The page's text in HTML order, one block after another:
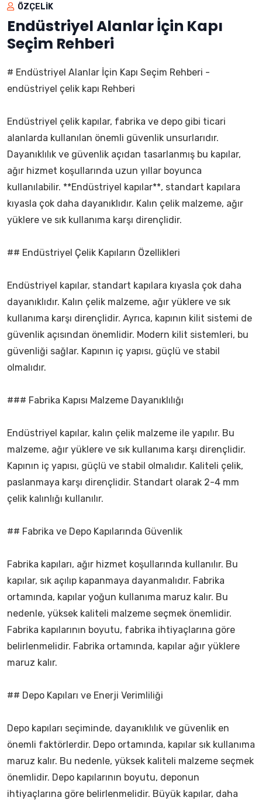
ÖZÇELIK
Endüstriyel Alanlar İçin Kapı
Seçim Rehberi
# Endüstriyel Alanlar İçin Kapı Seçim Rehberi -
endüstriyel çelik kapı Rehberi
Endüstriyel çelik kapılar, fabrika ve depo gibi ticari
alanlarda kullanılan önemli güvenlik unsurlarıdır.
Dayanıklılık ve güvenlik açıdan tasarlanmış bu kapılar,
ağır hizmet koşullarında uzun yıllar boyunca
kullanılabilir. **Endüstriyel kapılar**, standart kapılara
kıyasla çok daha dayanıklıdır. Kalın çelik malzeme, ağır
yüklere ve sık kullanıma karşı dirençlidir.
## Endüstriyel Çelik Kapıların Özellikleri
Endüstriyel kapılar, standart kapılara kıyasla çok daha
dayanıklıdır. Kalın çelik malzeme, ağır yüklere ve sık
kullanıma karşı dirençlidir. Ayrıca, kapının kilit sistemi de
güvenlik açısından önemlidir. Modern kilit sistemleri, bu
güvenliği sağlar. Kapının iç yapısı, güçlü ve stabil
olmalıdır.
### Fabrika Kapısı Malzeme Dayanıklılığı
Endüstriyel kapılar, kalın çelik malzeme ile yapılır. Bu
malzeme, ağır yüklere ve sık kullanıma karşı dirençlidir.
Kapının iç yapısı, güçlü ve stabil olmalıdır. Kaliteli çelik,
paslanmaya karşı dirençlidir. Standart olarak 2-4 mm
çelik kalınlığı kullanılır.
## Fabrika ve Depo Kapılarında Güvenlik
Fabrika kapıları, ağır hizmet koşullarında kullanılır. Bu
kapılar, sık açılıp kapanmaya dayanmalıdır. Fabrika
ortamında, kapılar yoğun kullanıma maruz kalır. Bu
nedenle, yüksek kaliteli malzeme seçmek önemlidir.
Fabrika kapılarının boyutu, fabrika ihtiyaçlarına göre
belirlenmelidir. Fabrika ortamında, kapılar ağır yüklere
maruz kalır.
## Depo Kapıları ve Enerji Verimliliği
Depo kapıları seçiminde, dayanıklılık ve güvenlik en
önemli faktörlerdir. Depo ortamında, kapılar sık kullanıma
maruz kalır. Bu nedenle, yüksek kaliteli malzeme seçmek
önemlidir. Depo kapılarının boyutu, deponun
ihtiyaçlarına göre belirlenmelidir. Büyük kapılar, daha